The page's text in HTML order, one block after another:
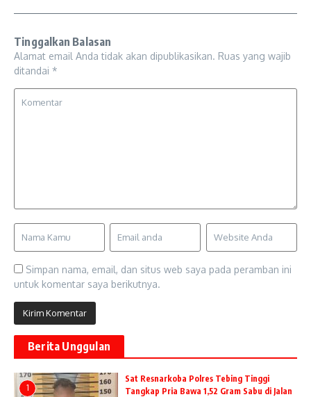
Tinggalkan Balasan
Alamat email Anda tidak akan dipublikasikan. Ruas yang wajib
ditandai *
Simpan nama, email, dan situs web saya pada peramban ini
untuk komentar saya berikutnya.
Berita Unggulan
1
Sat Resnarkoba Polres Tebing Tinggi
Tangkap Pria Bawa 1,52 Gram Sabu di Jalan